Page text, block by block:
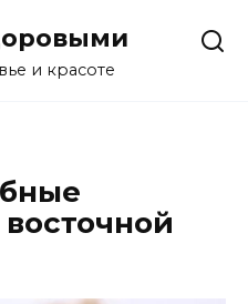
и красоте